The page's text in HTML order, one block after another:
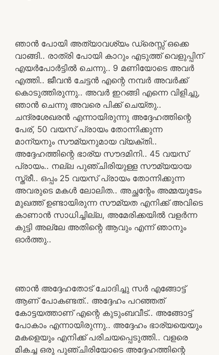
ഞാൻ പോയി അത്യാവശ്യം ഡ്രെസ്സ് ഒക്കെ
വാങ്ങി.. രാത്രി പോയി കാറും എടുത്ത് വെളുപ്പിന്
എയർപോർട്ടിൽ ചെന്നു.. 9 മണിയോടെ അവർ
എത്തി.. ജീവൻ ചേട്ടൻ എന്റെ നമ്പർ അവർക്ക്
കൊടുത്തിരുന്നു.. അവർ ഇറങ്ങി എന്നെ വിളിച്ചു,
ഞാൻ ചെന്നു അവരെ പിക്ക് ചെയ്തു..
ചന്ദ്രശേഖരൻ എന്നായിരുന്നു അദ്ദേഹത്തിന്റെ
പേര്, 50 വയസ് പ്രായം തോന്നിക്കുന്ന
മാന്യനും സൗമ്യനുമായ വ്യക്തി..
അദ്ദേഹത്തിന്റെ ഭാര്യ സൗദമിനി.. 45 വയസ്
പ്രായം.. നല്ല പുഞ്ചിരിയുള്ള സൗമ്യയായ
സ്ത്രീ.. ഒപ്പം 25 വയസ് പ്രായം തോന്നിക്കുന്ന
അവരുടെ മകൾ ലോലിത.. അച്ഛന്റേം അമ്മയുടേം
മുഖത്ത് ഉണ്ടായിരുന്ന സൗമ്യത എനിക്ക് അവിടെ
കാണാൻ സാധിച്ചില്ല, അമേരിക്കയിൽ വളർന്ന
കുട്ടി അല്ലേ അതിന്റെ ആവും എന്ന് ഞാനും
ഓർത്തു..
ഞാൻ അദ്ദേഹതോട് ചോദിച്ചു സർ എങ്ങോട്ട്
ആണ് പോകണ്ടത്.. അദ്ദേഹം പറഞ്ഞത്
കോട്ടയത്താണ് എന്റെ കുടുംബവീട്.. അങ്ങോട്ട്
പോകാം എന്നായിരുന്നു.. അദ്ദേഹം ഭാര്യയെയും
മകളെയും എനിക്ക് പരിചയപ്പെടുത്തി.. വളരെ
മികച്ച ഒരു പുഞ്ചിരിയോടെ അദ്ദേഹത്തിന്റെ